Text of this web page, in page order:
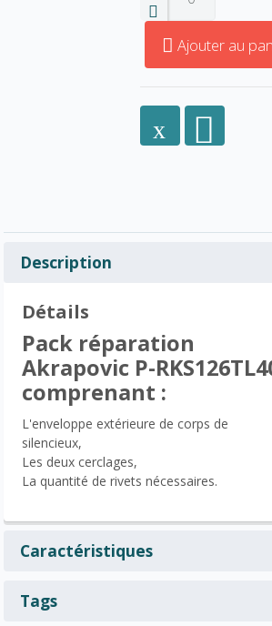
Ajouter au
Description
Détails
Pack réparation
Akrapovic P-
comprenant :
L'enveloppe extérieure de corps de
silencieux,
Les deux cerclages,
La quantité de rivets nécessaires.
Caractéristiques
Tags